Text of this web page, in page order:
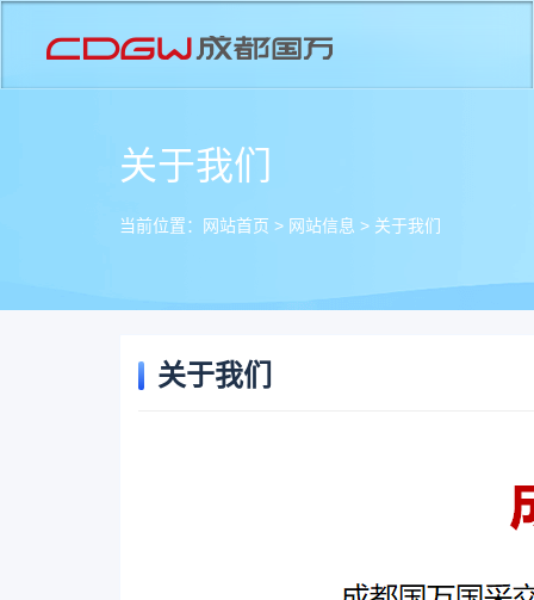
关于我们
当前位置： 网站首页 > 网站信息 > 关于我们
关于我们